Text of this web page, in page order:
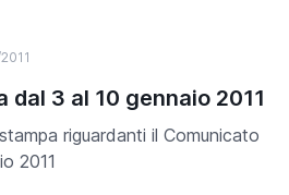
dal 3 al 10 gennaio 2011
riguardanti il Comunicato
2011